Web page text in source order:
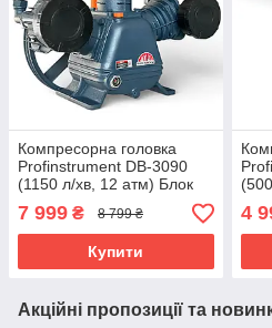
Компресорна головка
Profinstrument DB-3090
(1150 л/хв, 12 атм) Блок
компресора W-подібний
7 999 ₴ 8 799 ₴
Купити
4
Акційні пропозиції та